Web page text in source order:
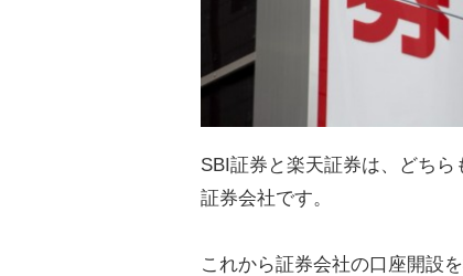
SBI証券と楽天証券は、どち
証券会社です。
これから証券会社の口座開設